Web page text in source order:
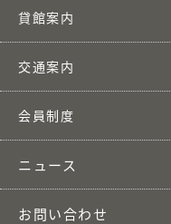
貸館案内
交通案内
会員制度
ニュース
お問い合わせ